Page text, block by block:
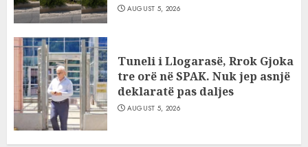
AUGUST 5, 2026
Tuneli i Llogarasë, Rrok Gjoka
tre orë në SPAK. Nuk jep asnjë
deklaratë pas daljes
AUGUST 5, 2026